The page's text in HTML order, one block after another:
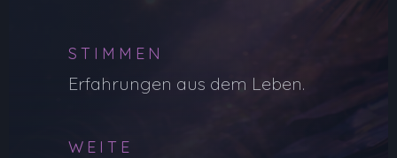
STIMMEN
Erfahrungen aus dem Leben.
WEITE